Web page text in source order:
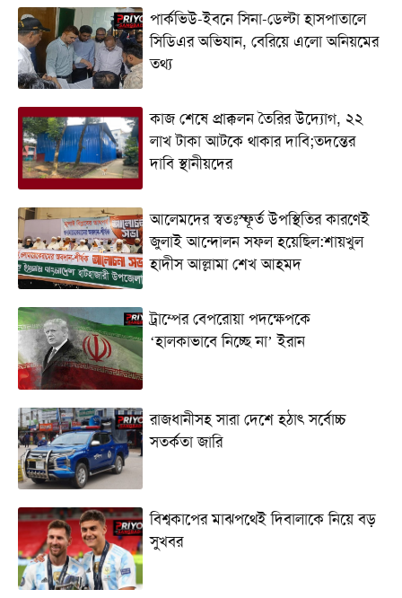
পার্কভিউ-ইবনে সিনা-ডেল্টা হাসপাতালে
সিডিএর অভিযান, বেরিয়ে এলো অনিয়মের
তথ্য
কাজ শেষে প্রাক্কলন তৈরির উদ্যোগ, ২২
লাখ টাকা আটকে থাকার দাবি;তদন্তের
দাবি স্থানীয়দের
আলেমদের স্বতঃস্ফূর্ত উপস্থিতির কারণেই
জুলাই আন্দোলন সফল হয়েছিল:শায়খুল
হাদীস আল্লামা শেখ আহমদ
ট্রাম্পের বেপরোয়া পদক্ষেপকে
‘হালকাভাবে নিচ্ছে না’ ইরান
রাজধানীসহ সারা দেশে হঠাৎ সর্বোচ্চ
সতর্কতা জা‌রি
বিশ্বকাপের মাঝপথেই দিবালাকে নিয়ে বড়
সুখবর